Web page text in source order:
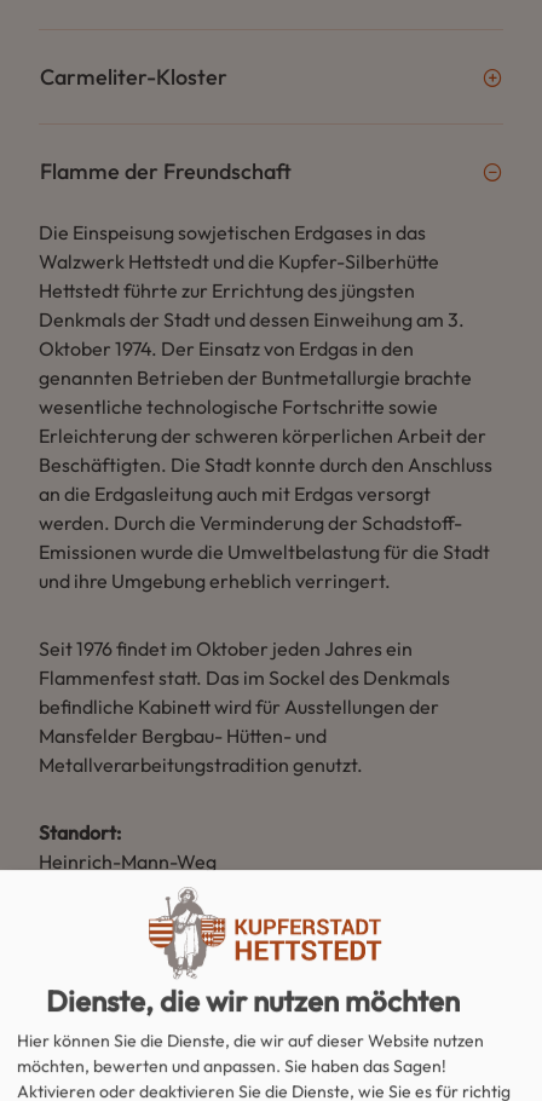
Carmeliter-Kloster
Flamme der Freundschaft
Die Einspeisung sowjetischen Erdgases in das
Walzwerk Hettstedt und die Kupfer-Silberhütte
Hettstedt führte zur Errichtung des jüngsten
Denkmals der Stadt und dessen Einweihung am 3.
Oktober 1974. Der Einsatz von Erdgas in den
genannten Betrieben der Buntmetallurgie brachte
wesentliche technologische Fortschritte sowie
Erleichterung der schweren körperlichen Arbeit der
Beschäftigten. Die Stadt konnte durch den Anschluss
an die Erdgasleitung auch mit Erdgas versorgt
werden. Durch die Verminderung der Schadstoff-
Emissionen wurde die Umweltbelastung für die Stadt
und ihre Umgebung erheblich verringert.
Seit 1976 findet im Oktober jeden Jahres ein
Flammenfest statt. Das im Sockel des Denkmals
befindliche Kabinett wird für Ausstellungen der
Mansfelder Bergbau- Hütten- und
Metallverarbeitungstradition genutzt.
Standort:
Heinrich-Mann-Weg
06333 Hettstedt
Ansprechpartner:
Förderverein Flamme der Freundschaft e. V.
Lothar Hentschel
Tel.: 03476 9069151
Dienste, die wir nutzen möchten
Hier können Sie die Dienste, die wir auf dieser Website nutzen
möchten, bewerten und anpassen. Sie haben das Sagen!
Aktivieren oder deaktivieren Sie die Dienste, wie Sie es für richtig